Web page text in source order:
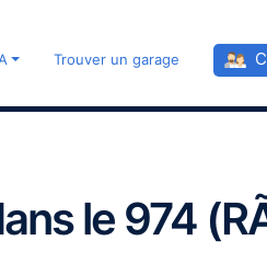
Trouver un garage
le 974